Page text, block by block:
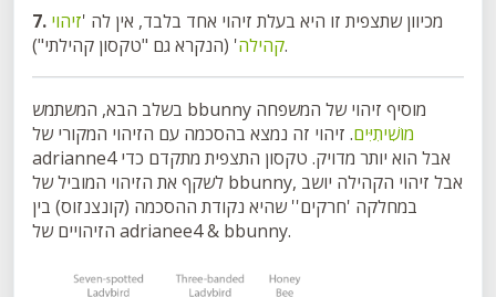
7.
מכיוון שתצפית זו היא בעלת זיהוי אחד בלבד, אין לה 'זיהוי
קהילה' (הנקרא גם "טקסון קהילתי").
בשלב הבא, המשתמש bbunny מוסיף זיהוי של המשפחה
מוֹשִׁיתִיִּים. זיהוי זה נמצא בהסכמה עם הזיהוי המקורי של
adrianne4 אבל הוא יותר מדויק. טקסון התצפית מתקדם כדי
לשקף את הזיהוי המוביל של bbunny, אבל זיהוי הקהילה יושב
במחלקה 'חרקים'' שהיא נקודת ההסכמה (קונצנזוס) בין
הזיהויים של adrianee4 & bbunny.